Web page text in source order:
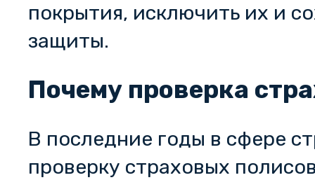
покрытия, исключить их и
защиты.
Почему проверка
В последние годы в сфере
проверку страховых